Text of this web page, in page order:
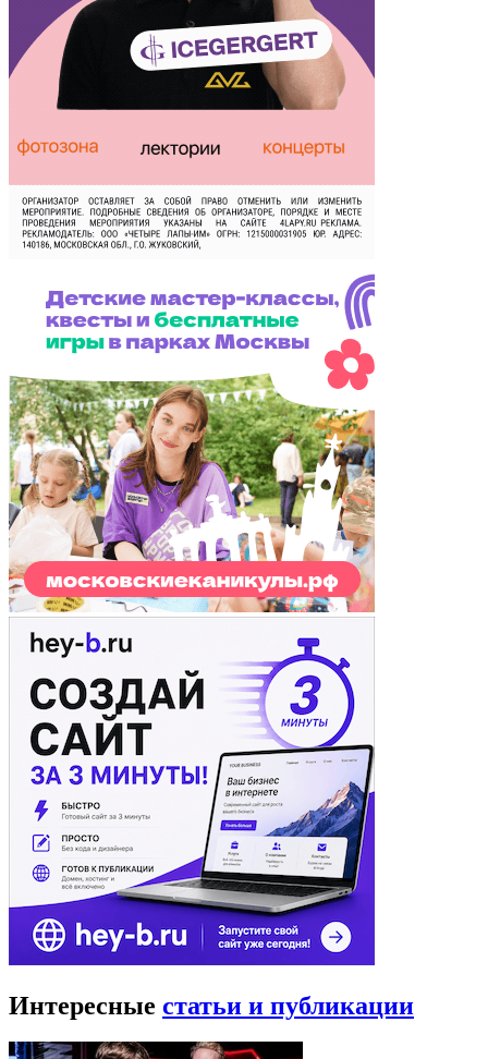
Интересные статьи и публикации